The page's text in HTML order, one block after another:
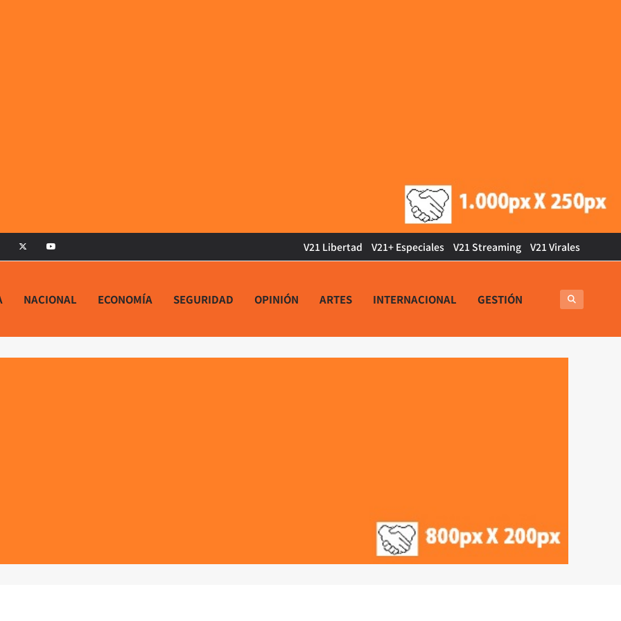
V21 Libertad V21+ Especiales V21 Streaming V21 Virales
NACIONAL ECONOMÍA SEGURIDAD OPINIÓN ARTES INTERNACIONAL GESTIÓN